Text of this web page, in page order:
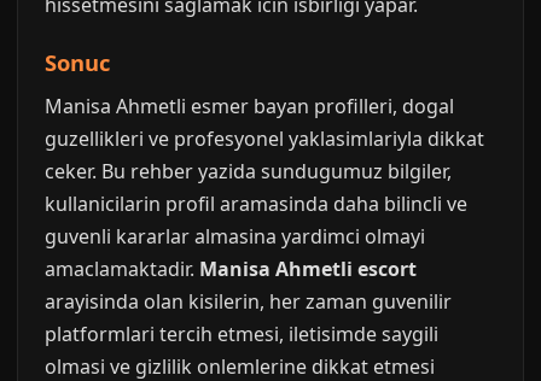
Sonuc
Manisa Ahmetli esmer bayan profilleri, dogal
guzellikleri ve profesyonel yaklasimlariyla dikkat
ceker. Bu rehber yazida sundugumuz bilgiler,
kullanicilarin profil aramasinda daha bilincli ve
guvenli kararlar almasina yardimci olmayi
amaclamaktadir. Manisa Ahmetli escort
arayisinda olan kisilerin, her zaman guvenilir
platformlari tercih etmesi, iletisimde saygili
olmasi ve gizlilik onlemlerine dikkat etmesi